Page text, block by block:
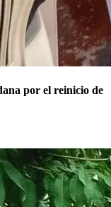
por el reinicio de